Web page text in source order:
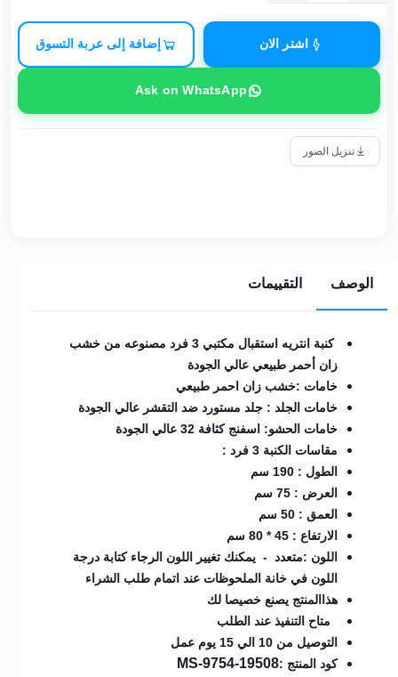
اشتر الان إضافة إلى عربة التسوق
Ask on WhatsApp
تنزيل الصور
الوصف التقييمات
كنبة انتريه استقبال مكتبي 3 فرد مصنوعه من خشب
زان أحمر طبيعي عالي الجودة
خامات :خشب زان احمر طبيعي
خامات الجلد : جلد مستورد ضد التقشر عالي الجودة
خامات الحشو: اسفنج كثافة 32 عالي الجودة
مقاسات الكنبة 3 فرد :
الطول : 190 سم
العرض : 75 سم
العمق : 50 سم
الارتفاع : 45 * 80 سم
اللون :متعدد - يمكنك تغيير اللون الرجاء كتابة درجة
اللون في خانة الملحوظات عند اتمام طلب الشراء
هذاالمنتج يصنع خصيصا لك
متاح التنفيذ عند الطلب
التوصيل من 10 الي 15 يوم عمل
كود المنتج :MS-9754-19508